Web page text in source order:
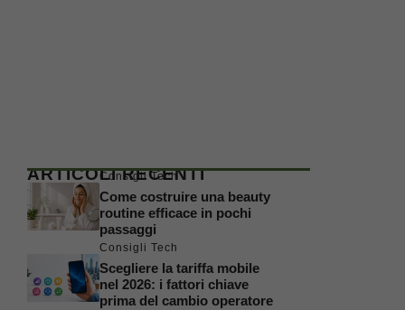
ARTICOLI RECENTI
Consigli Tech
Come costruire una beauty
routine efficace in pochi
passaggi
Consigli Tech
Scegliere la tariffa mobile
nel 2026: i fattori chiave
prima del cambio operatore